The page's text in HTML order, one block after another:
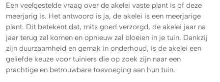
Een veelgestelde vraag over de akelei vaste plant is of deze
meerjarig is. Het antwoord is ja, de akelei is een meerjarige
plant. Dit betekent dat, mits goed verzorgd, de akelei jaar na
jaar terug zal komen en opnieuw zal bloeien in je tuin. Dankzij
zijn duurzaamheid en gemak in onderhoud, is de akelei een
geliefde keuze voor tuiniers die op zoek zijn naar een
prachtige en betrouwbare toevoeging aan hun tuin.